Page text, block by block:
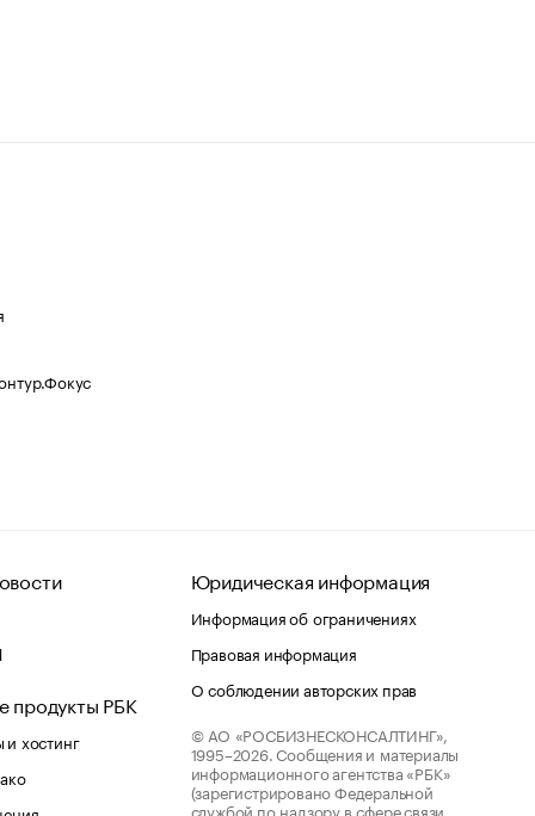
продукты РБК
хостинг
Юридическая информация
Информация об ограничениях
Правовая информация
О соблюдении авторских прав
© АО «РОСБИЗНЕСКОНСАЛТИНГ»,
1995–2026. Сообщения и материалы
информационного агентства «РБК»
(зарегистрировано Федеральной
службой по надзору в сфере связи,